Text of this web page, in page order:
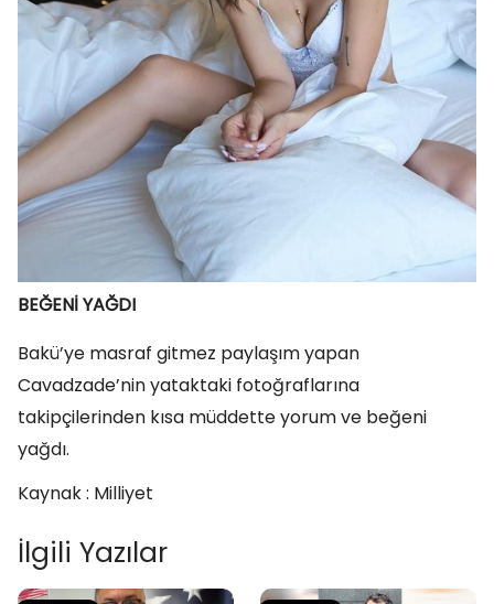
BEĞENİ YAĞDI
Bakü’ye masraf gitmez paylaşım yapan
Cavadzade’nin yataktaki fotoğraflarına
takipçilerinden kısa müddette yorum ve beğeni
yağdı.
Kaynak : Milliyet
İlgili Yazılar